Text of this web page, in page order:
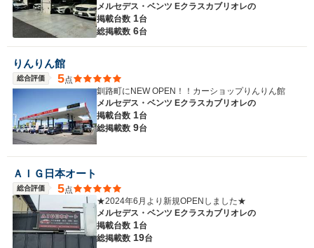
メルセデス・ベンツ Eクラスカブリオレの
掲載台数 1台
総掲載数 6台
りんりん館
総合評価 5点
釧路町にNEW OPEN！！カーショップりんりん館
メルセデス・ベンツ Eクラスカブリオレの
掲載台数 1台
総掲載数 9台
ＡＩＧ日本オート
総合評価 5点
★2024年6月より新規OPENしました★
メルセデス・ベンツ Eクラスカブリオレの
掲載台数 1台
総掲載数 19台